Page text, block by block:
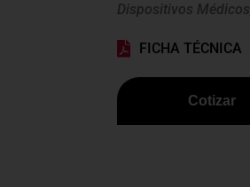
Dispositivos Médicos
FICHA TÉCNICA
Cotizar